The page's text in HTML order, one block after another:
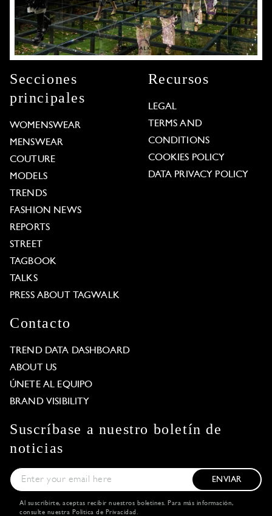
Secciones
principales
WOMENSWEAR
MENSWEAR
COUTURE
MODELS
TRENDS
FASHION NEWS
REPORTS
STREET
TAGBOOK
TALKS
PRESS ABOUT TAGWALK
Recursos
LEGAL
TERMS AND
CONDITIONS
COOKIES POLICY
DATA PRIVACY POLICY
Contacto
TREND DATA DASHBOARD
ABOUT US
ÚNETE AL EQUIPO
BRAND VISIBILITY
Suscríbase a nuestro boletín de
noticias
ENVIAR
Al suscribirte, aceptas recibir nuestros boletines. Para más información,
consulte nuestra Política de Privacidad .